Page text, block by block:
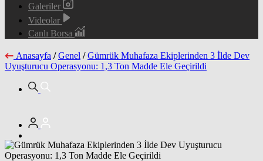
Galeriler
Videolar
Canlı Borsa
Anasayfa / Genel / Gümrük Muhafaza Ekiplerinden 3 İlde Dev
Uyuşturucu Operasyonu: 1,3 Ton Madde Ele Geçirildi